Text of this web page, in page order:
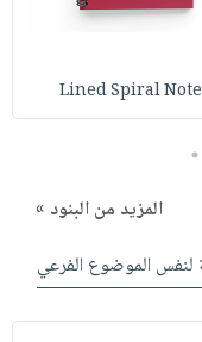
Lined Spiral
5
المزيد من البنود »
لنفس الموضوع الفرعي